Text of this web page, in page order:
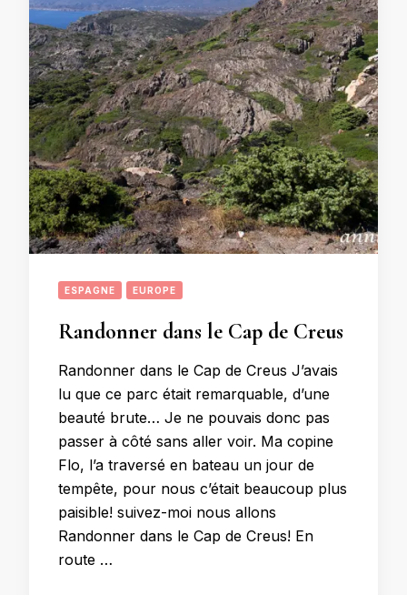
ESPAGNE EUROPE
Randonner dans le Cap de Creus
Randonner dans le Cap de Creus J’avais
lu que ce parc était remarquable, d’une
beauté brute… Je ne pouvais donc pas
passer à côté sans aller voir. Ma copine
Flo, l’a traversé en bateau un jour de
tempête, pour nous c’était beaucoup plus
paisible! suivez-moi nous allons
Randonner dans le Cap de Creus! En
route …